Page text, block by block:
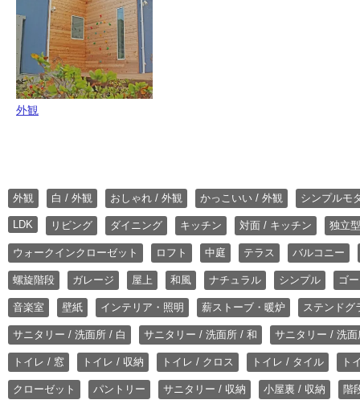
外観
外観 白 / 外観 おしゃれ / 外観 かっこいい / 外観 シンプルモ
LDK リビング ダイニング キッチン 対面 / キッチン 独立
ウォークインクローゼット ロフト 中庭 テラス バルコニー
螺旋階段 ガレージ 屋上 和風 ナチュラル シンプル ゴ
音楽室 壁紙 インテリア・照明 薪ストーブ・暖炉 ステンドグ
サニタリー / 洗面所 / 白 サニタリー / 洗面所 / 和 サニタリー / 洗
トイレ / 窓 トイレ / 収納 トイレ / クロス トイレ / タイル ト
クローゼット パントリー サニタリー / 収納 小屋裏 / 収納 階